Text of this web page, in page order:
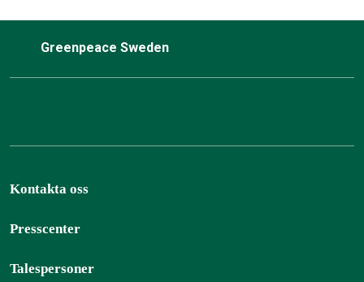
Greenpeace Sweden
Kontakta oss
Presscenter
Talespersoner